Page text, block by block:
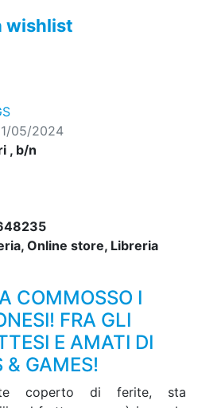
wishlist
05/2024
, b/n
Online store, Libreria
COMMOSSO I
FRA GLI
E AMATI DI
GAMES!
coperto di ferite, sta